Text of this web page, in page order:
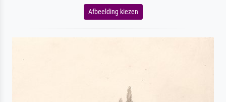
Afbeelding kiezen